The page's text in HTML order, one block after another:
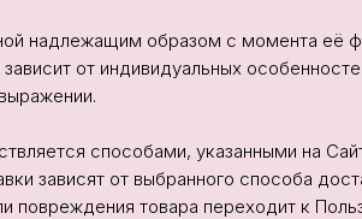
надлежащим образом с момента её
зависит от индивидуальных
способами, указанными на
зависят от выбранного способа
повреждения товара переходит к